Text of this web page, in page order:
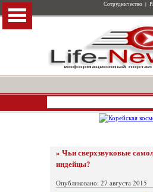
Сотрудничество |
» Чьи сверхзвуковые
индейцы?
Опубликовано: 27 августа 2015